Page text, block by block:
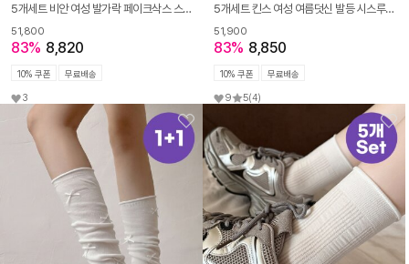
5개세트 비안 여성 발가락 페이크삭스 스타킹 시스루 덧신
51,800
83% 8,820
10% 쿠폰 무료배송
3
5개세트 킨스 여성 여름덧신 발등 시스루 덧신 페이크삭스 양말
51,900
83% 8,850
10% 쿠폰 무료배송
9 5(4)